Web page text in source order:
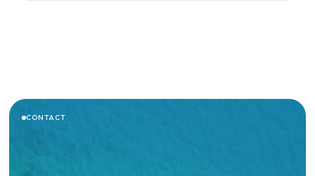
CONTACT